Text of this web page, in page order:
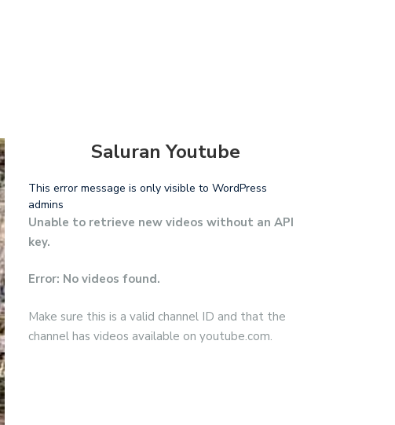
Saluran Youtube
This error message is only visible to WordPress
admins
Unable to retrieve new videos without an API
key.
Error: No videos found.
Make sure this is a valid channel ID and that the
channel has videos available on youtube.com.